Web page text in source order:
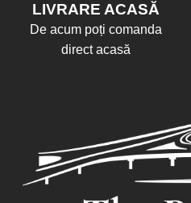
LIVRARE ACASĂ
De acum poți comanda
direct acasă